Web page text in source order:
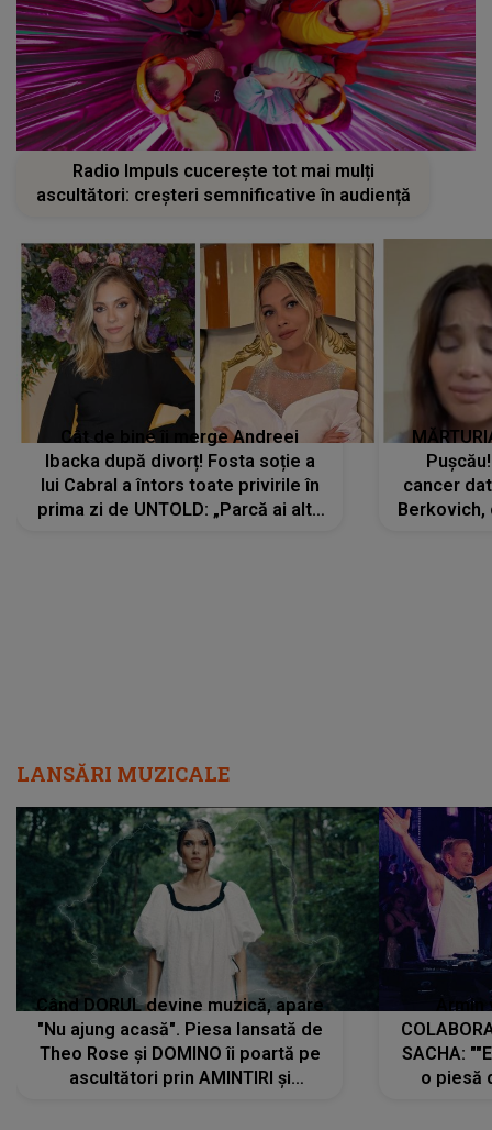
Radio Impuls cucerește tot mai mulți
ascultători: creșteri semnificative în audiență
Cât de bine îi merge Andreei
Ibacka după divorț! Fosta soție a
lui Cabral a întors toate privirile în
prima zi de UNTOLD: „Parcă ai altă
cancer
Berkovich,
LANSĂRI MUZICALE
Când DORUL devine muzică, apare
"Nu ajung acasă". Piesa lansată de
Theo Rose și DOMINO îi poartă pe
ascultători prin AMINTIRI și
SACHA:
o piesă